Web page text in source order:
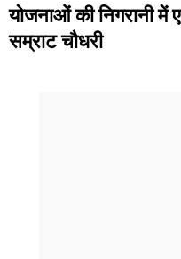
योजनाओं की निगरानी में
सम्राट चौधरी